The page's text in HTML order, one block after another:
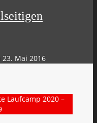
23. Mai 2016